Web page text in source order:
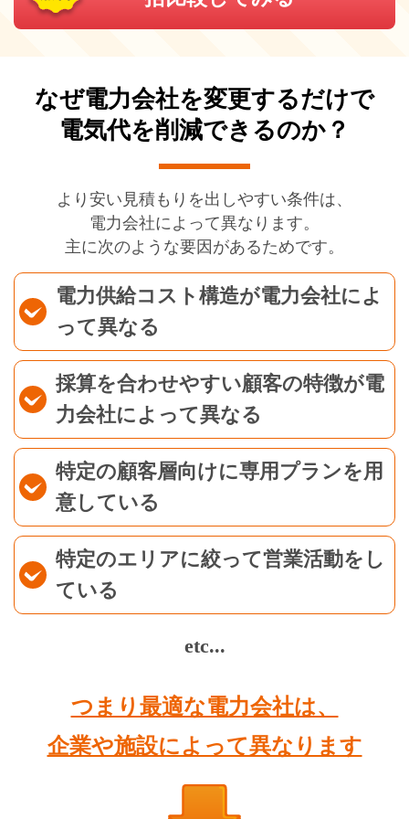
なぜ電力会社を変更するだけで
電気代を削減できるのか？
より安い見積もりを出しやすい条件は、
電力会社によって異なります。
主に次のような要因があるためです。
電力供給コスト構造が電力会社によ
って異なる
採算を合わせやすい顧客の特徴が電
力会社によって異なる
特定の顧客層向けに専用プランを用
意している
特定のエリアに絞って営業活動をし
ている
etc...
つまり最適な電力会社は、
企業や施設によって異なります